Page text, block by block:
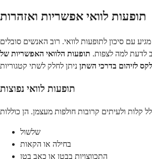
תופעות לוואי אפשריות ואזהרות
עם סיכון לתופעות לוואי. רוב האנשים סובלים
לדעת למה לצפות. תופעות הלוואי האפשריות של
לזיהום בדרכי השתן
תופעות לוואי נפוצות
שלשול
בחילה או הקאות
התכווצויות בבטן או כאב בטן